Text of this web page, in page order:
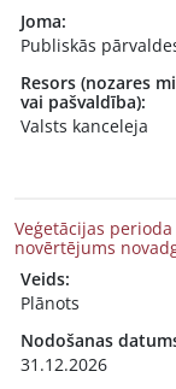
Joma:
Publiskās
Resors (nozares
vai pašvaldība):
Valsts kanceleja
Veģetācijas
novērtējums
Veids:
Plānots
Nodošanas
31.12.2026